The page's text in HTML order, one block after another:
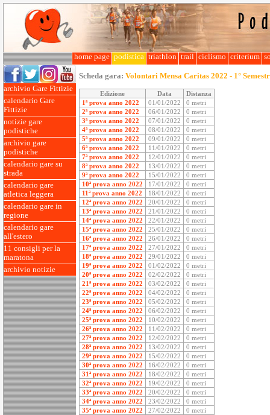
home page podistica triathlon trail ciclismo criterium
archivio Gare Fittizie
calendario Gare
Fittizie
notizie gare
podistiche
archivio gare
podistiche
calendario gare su
strada
calendario gare
atletica leggera
calendario gare in
regione
calendario gare
all'estero
11 consigli per la
maratona
archivio notizie
Scheda gara: Volontari Mensa Caritas 2022 - 1°
Edizione Data
Distanza
1ª prova anno 2022
01/01/2022
0 metri
2ª prova anno 2022
06/01/2022
0 metri
3ª prova anno 2022
07/01/2022
0 metri
4ª prova anno 2022
08/01/2022
0 metri
5ª prova anno 2022
09/01/2022
0 metri
6ª prova anno 2022
11/01/2022
0 metri
7ª prova anno 2022
12/01/2022
0 metri
8ª prova anno 2022
13/01/2022
0 metri
9ª prova anno 2022
15/01/2022
0 metri
10ª prova anno 2022
17/01/2022
0 metri
11ª prova anno 2022
18/01/2022
0 metri
12ª prova anno 2022
20/01/2022
0 metri
13ª prova anno 2022
21/01/2022
0 metri
14ª prova anno 2022
22/01/2022
0 metri
15ª prova anno 2022
25/01/2022
0 metri
16ª prova anno 2022
26/01/2022
0 metri
17ª prova anno 2022
27/01/2022
0 metri
18ª prova anno 2022
29/01/2022
0 metri
19ª prova anno 2022
01/02/2022
0 metri
20ª prova anno 2022
02/02/2022
0 metri
21ª prova anno 2022
03/02/2022
0 metri
22ª prova anno 2022
04/02/2022
0 metri
23ª prova anno 2022
05/02/2022
0 metri
24ª prova anno 2022
06/02/2022
0 metri
25ª prova anno 2022
10/02/2022
0 metri
26ª prova anno 2022
11/02/2022
0 metri
27ª prova anno 2022
12/02/2022
0 metri
28ª prova anno 2022
13/02/2022
0 metri
29ª prova anno 2022
15/02/2022
0 metri
30ª prova anno 2022
16/02/2022
0 metri
31ª prova anno 2022
18/02/2022
0 metri
32ª prova anno 2022
19/02/2022
0 metri
33ª prova anno 2022
20/02/2022
0 metri
34ª prova anno 2022
23/02/2022
0 metri
35ª prova anno 2022
27/02/2022
0 metri